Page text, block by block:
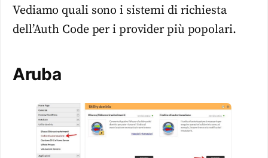
Vediamo quali sono i sistemi di richiesta
dell’Auth Code per i provider più popolari.
Aruba